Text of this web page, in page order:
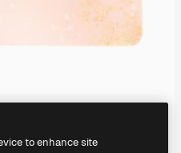
to enhance site